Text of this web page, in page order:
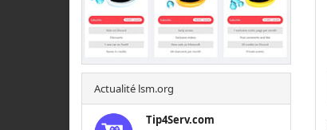
Actualité lsm.org
Tip4Serv.com